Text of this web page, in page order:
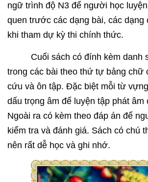
ngữ trình độ N3 để người học
quen trước các dạng bài, các dạng
khi tham dự kỳ thi chính thức.
Cuối sách có đính kèm danh
trong các bài theo thứ tự bảng chữ
cứu và ôn tập. Đặc biệt mỗi từ
dấu trọng âm để luyện tập phát âm
Ngoài ra có kèm theo đáp án để
kiểm tra và đánh giá. Sách có chú
nên rất dễ học và ghi nhớ.